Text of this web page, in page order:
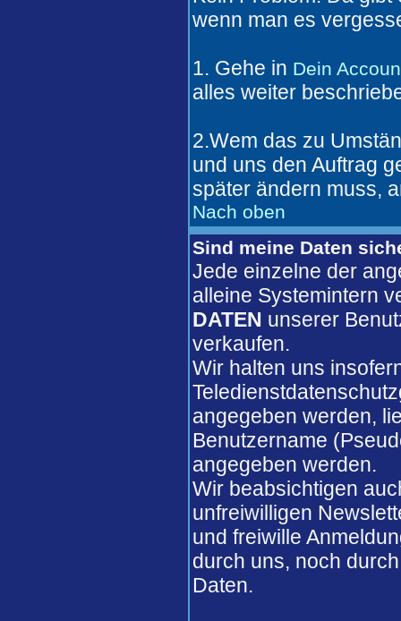
wenn man es
1. Gehe in Dein
alles weiter
2.Wem das zu
und uns den Auftrag
später ändern muss,
Nach oben
Sind meine Daten
Jede einzelne der
alleine Systemintern
DATEN unserer
verkaufen.
Wir halten uns
angegeben werden,
Benutzername
angegeben werden.
Wir beabsichtigen
unfreiwilligen
und freiwille
durch uns, noch
Daten.